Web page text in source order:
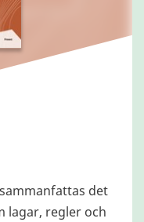
det
lagar, regler och